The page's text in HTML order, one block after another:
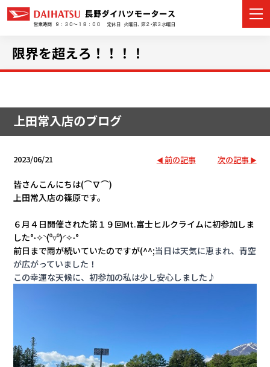
店舗情報
アフターサポート
会社情報
リコ
限界を超えろ！！！！
上田常入店のブログ
2023/06/21 前の記事 次の記事
皆さんこんにちは(⌒∇⌒)
上田常入店の篠原です。
６月４日開催された第１９回Mt.富士ヒルクライムに初参加しま
した°˖✧◝(⁰▿⁰)◜✧˖°
前日まで雨が続いていたのですが(^^;当日は天気に恵まれ、青空
が広がっていました！
この幸運な天候に、初参加の私は少し安心しました♪